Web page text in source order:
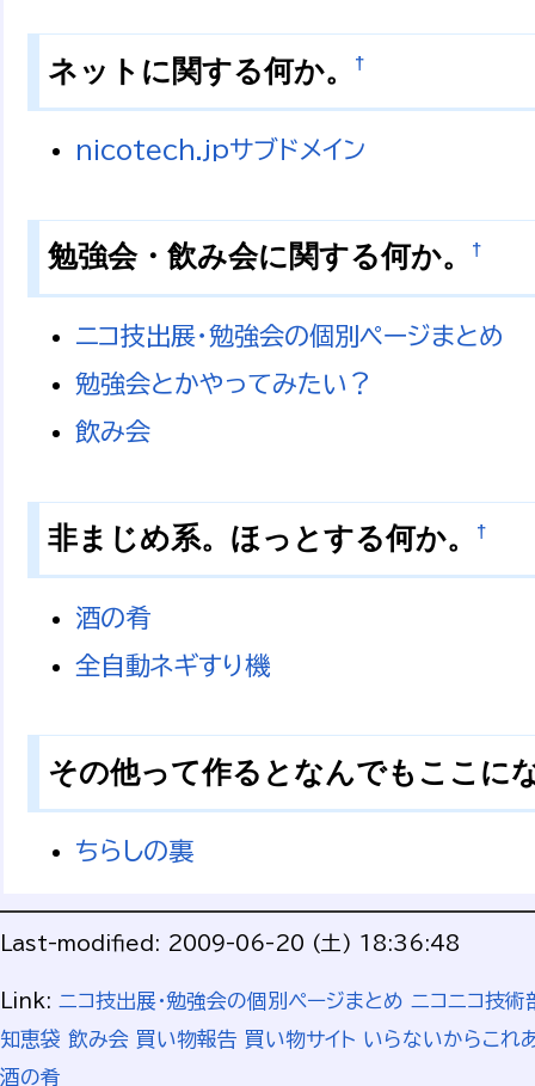
ネットに関する何か。 †
nicotech.jpサブドメイン
勉強会・飲み会に関する何か。 †
ニコ技出展・勉強会の個別ページまとめ
勉強会とかやってみたい？
飲み会
非まじめ系。ほっとする何か。 †
酒の肴
全自動ネギすり機
その他って作るとなんでもここに
ちらしの裏
Last-modified: 2009-06-20 (土) 18:36:48
Link: ニコ技出展・勉強会の個別ページまとめ ニコニコ技
知恵袋 飲み会 買い物報告 買い物サイト いらないからこれ
酒の肴